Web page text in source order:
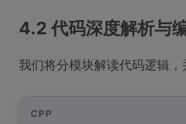
4.2 代码深度解析与
我们将分模块解读代码逻辑
CPP